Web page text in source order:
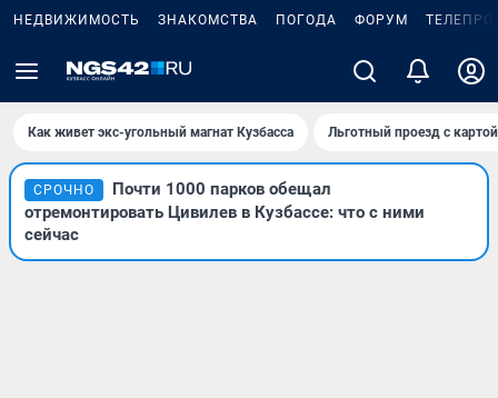
НЕДВИЖИМОСТЬ ЗНАКОМСТВА ПОГОДА ФОРУМ
Как живет экс-угольный магнат Кузбасса Льготный проезд с
СРОЧНО
Почти 1000 парков обещал
отремонтировать Цивилев в Кузбассе: что с ними
сейчас